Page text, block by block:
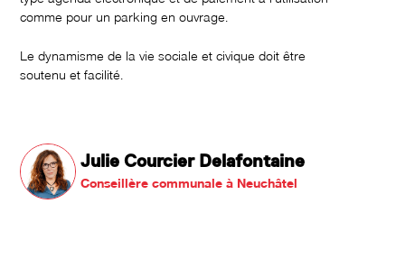
comme pour un parking en ouvrage.
Le dynamisme de la vie sociale et civique doit être
soutenu et facilité.
Julie Courcier Delafontaine
Conseillère communale à Neuchâtel